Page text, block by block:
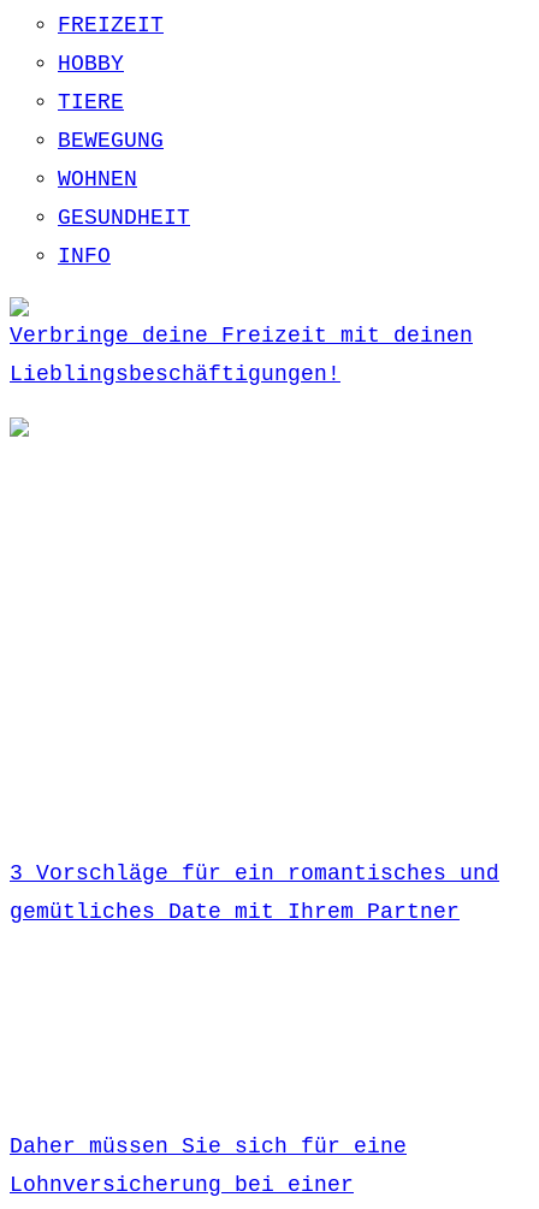
FREIZEIT
HOBBY
TIERE
BEWEGUNG
WOHNEN
GESUNDHEIT
INFO
Verbringe deine Freizeit mit deinen
Lieblingsbeschäftigungen!
3 Vorschläge für ein romantisches und
gemütliches Date mit Ihrem Partner
Daher müssen Sie sich für eine
Lohnversicherung bei einer